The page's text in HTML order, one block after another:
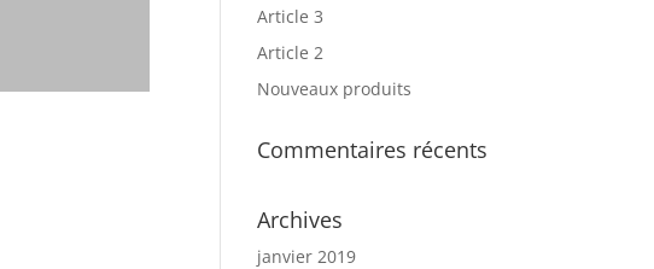
Article 3
Article 2
Nouveaux produits
Commentaires récents
Archives
janvier 2019